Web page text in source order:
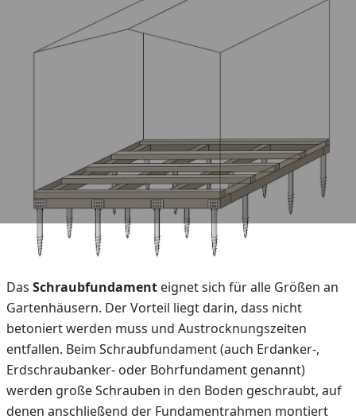
Das Schraubfundament eignet sich für alle Größen an
Gartenhäusern. Der Vorteil liegt darin, dass nicht
betoniert werden muss und Austrocknungszeiten
entfallen. Beim Schraubfundament (auch Erdanker-,
Erdschraubanker- oder Bohrfundament genannt)
werden große Schrauben in den Boden geschraubt, auf
denen anschließend der Fundamentrahmen montiert